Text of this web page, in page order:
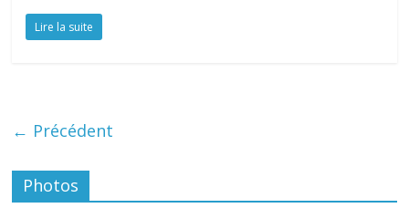
Lire la suite
← Précédent
Photos